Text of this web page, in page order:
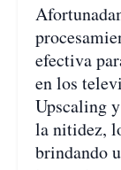
efectiva
en los
Upscaling
la nitidez,
brindando